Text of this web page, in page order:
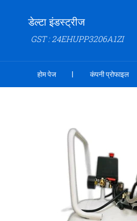
डेल्टा इंडस्ट्रीज
GST : 24EHUPP3206A1ZI
होम पेज कंपनी प्रोफाइल